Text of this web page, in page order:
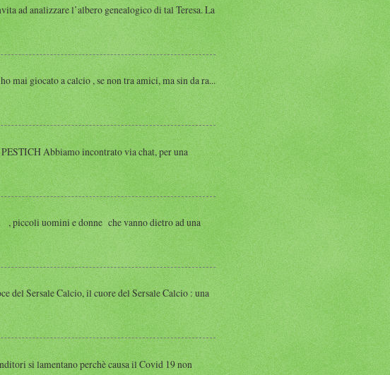
ad analizzare l’albero genealogico di tal Teresa. La
giocato a calcio , se non tra amici, ma sin da ra...
Abbiamo incontrato via chat, per una
piccoli uomini e donne che vanno dietro ad una
Sersale Calcio, il cuore del Sersale Calcio : una
si lamentano perchè causa il Covid 19 non